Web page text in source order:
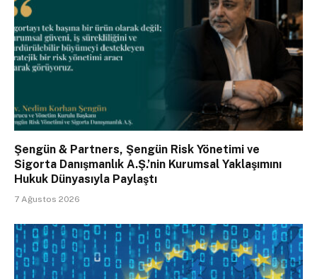
Şengün & Partners, Şengün Risk Yönetimi ve
Sigorta Danışmanlık A.Ş.’nin Kurumsal Yaklaşımını
Hukuk Dünyasıyla Paylaştı
7 Ağustos 2026